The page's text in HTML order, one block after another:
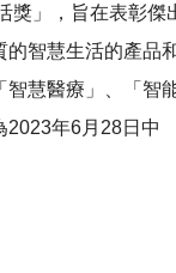
獎」，旨在表彰傑
的智慧生活的產品
智慧醫療」、「智
2023年6月28日中